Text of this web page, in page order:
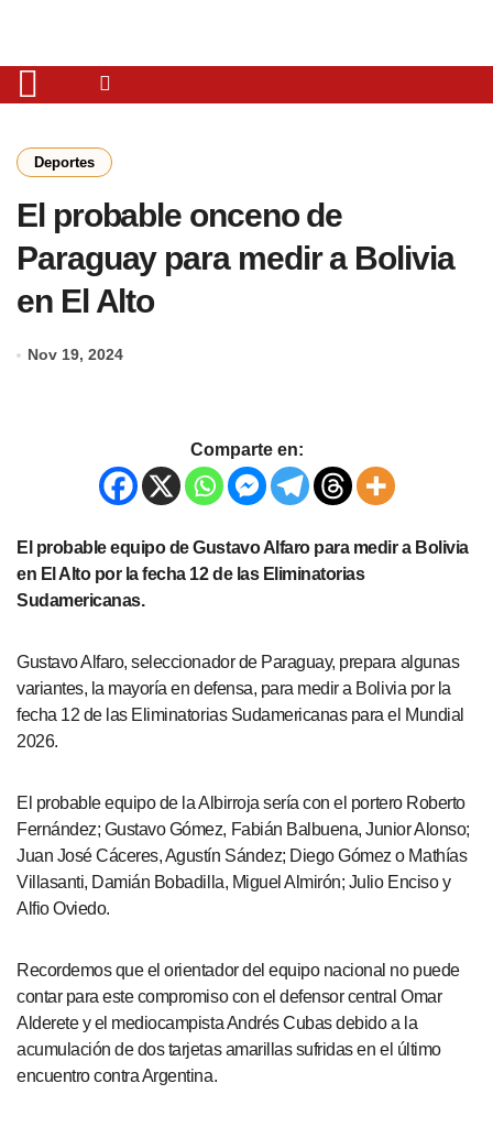
Deportes
El probable onceno de
Paraguay para medir a Bolivia
en El Alto
Nov 19, 2024
Comparte en:
El probable equipo de Gustavo Alfaro para medir a Bolivia
en El Alto por la fecha 12 de las Eliminatorias
Sudamericanas.
Gustavo Alfaro, seleccionador de Paraguay, prepara algunas
variantes, la mayoría en defensa, para medir a Bolivia por la
fecha 12 de las Eliminatorias Sudamericanas para el Mundial
2026.
El probable equipo de la Albirroja sería con el portero Roberto
Fernández; Gustavo Gómez, Fabián Balbuena, Junior Alonso;
Juan José Cáceres, Agustín Sández; Diego Gómez o Mathías
Villasanti, Damián Bobadilla, Miguel Almirón; Julio Enciso y
Alfio Oviedo.
Recordemos que el orientador del equipo nacional no puede
contar para este compromiso con el defensor central Omar
Alderete y el mediocampista Andrés Cubas debido a la
acumulación de dos tarjetas amarillas sufridas en el último
encuentro contra Argentina.